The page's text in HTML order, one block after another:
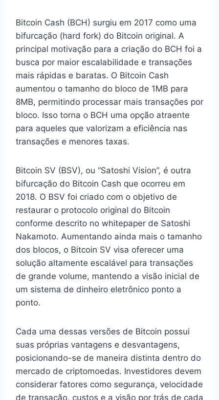
Bitcoin Cash (BCH) surgiu em 2017 como uma
bifurcação (hard fork) do Bitcoin original. A
principal motivação para a criação do BCH foi a
busca por maior escalabilidade e transações
mais rápidas e baratas. O Bitcoin Cash
aumentou o tamanho do bloco de 1MB para
8MB, permitindo processar mais transações por
bloco. Isso torna o BCH uma opção atraente
para aqueles que valorizam a eficiência nas
transações e menores taxas.
Bitcoin SV (BSV), ou “Satoshi Vision”, é outra
bifurcação do Bitcoin Cash que ocorreu em
2018. O BSV foi criado com o objetivo de
restaurar o protocolo original do Bitcoin
conforme descrito no whitepaper de Satoshi
Nakamoto. Aumentando ainda mais o tamanho
dos blocos, o Bitcoin SV visa oferecer uma
solução altamente escalável para transações
de grande volume, mantendo a visão inicial de
um sistema de dinheiro eletrônico ponto a
ponto.
Cada uma dessas versões de Bitcoin possui
suas próprias vantagens e desvantagens,
posicionando-se de maneira distinta dentro do
mercado de criptomoedas. Investidores devem
considerar fatores como segurança, velocidade
de transação, custos e a visão por trás de cada